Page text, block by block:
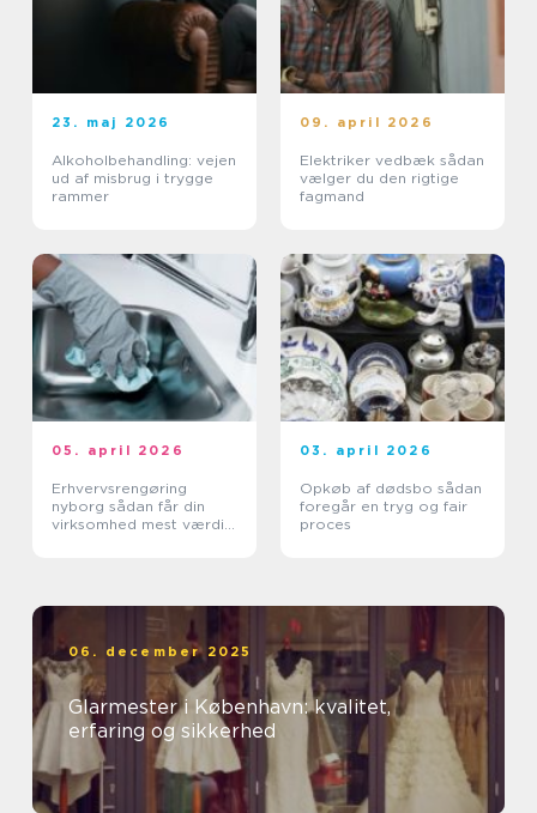
23. maj 2026
Alkoholbehandling: vejen
ud af misbrug i trygge
rammer
09. april 2026
Elektriker vedbæk sådan
vælger du den rigtige
fagmand
05. april 2026
Erhvervsrengøring
nyborg sådan får din
virksomhed mest værdi
03. april 2026
Opkøb af dødsbo sådan
foregår en tryg og fair
proces
06. december 2025
Glarmester i København: kvalitet,
erfaring og sikkerhed